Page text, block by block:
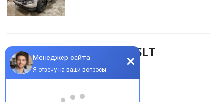
GMC K2500 SLT
ЦЕНА 38000$